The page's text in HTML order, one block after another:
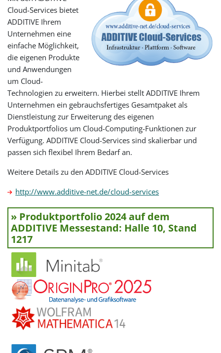
Cloud-Services bietet
ADDITIVE Ihrem
Unternehmen eine
einfache Möglichkeit,
die eigenen Produkte
und Anwendungen
um Cloud-
Technologien zu erweitern. Hierbei stellt ADDITIVE Ihrem
Unternehmen ein gebrauchsfertiges Gesamtpaket als
Dienstleistung zur Erweiterung des eigenen
Produktportfolios um Cloud-Computing-Funktionen zur
Verfügung. ADDITIVE Cloud-Services sind skalierbar und
passen sich flexibel Ihrem Bedarf an.
Weitere Details zu den ADDITIVE Cloud-Services
http://www.additive-net.de/cloud-services
» Produktportfolio 2024 auf dem
ADDITIVE Messestand: Halle 10, Stand
1217